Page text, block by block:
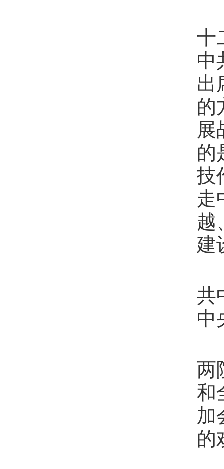
十
中
出
的
展
的
技
走
越
建
共
中
两
和
加
的